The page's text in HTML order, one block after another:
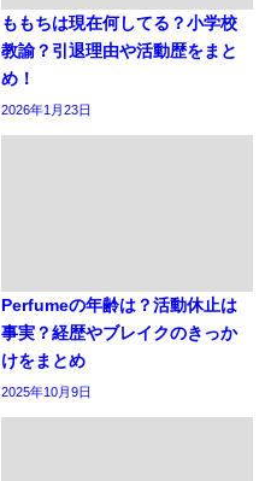
ももちは現在何してる？小学校
教諭？引退理由や活動歴をまと
め！
2026年1月23日
Perfumeの年齢は？活動休止は
事実？経歴やブレイクのきっか
けをまとめ
2025年10月9日